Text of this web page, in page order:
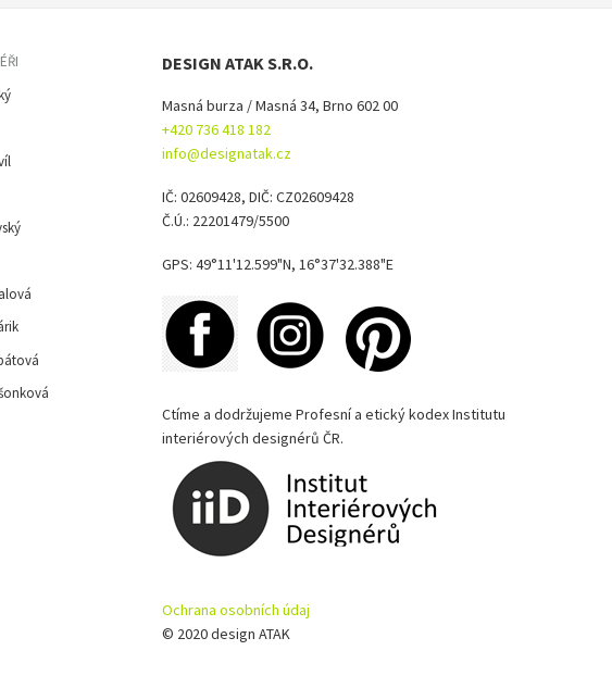
DESIGN ATAK S.R.O.
Masná burza / Masná 34, Brno 602 00
+420 736 418 182
info@designatak.cz
IČ: 02609428, DIČ: CZ02609428
Č.Ú.: 22201479/5500
GPS: 49°11'12.599"N, 16°37'32.388"E
Ctíme a dodržujeme Profesní a etický kodex Institutu
interiérových designérů ČR.
Ochrana osobních údaj
© 2020 design ATAK